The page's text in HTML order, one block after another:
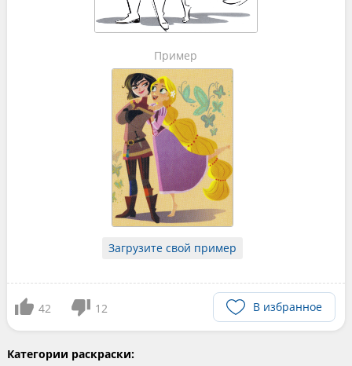
Пример
Загрузите свой пример
42 12 В избранное
Категории раскраски: